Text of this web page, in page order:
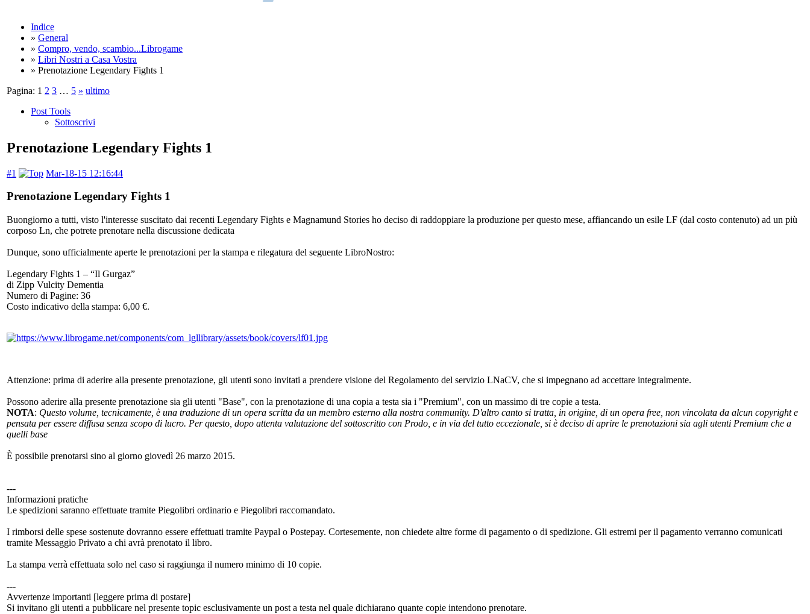
Indice
» General
» Compro, vendo, scambio...Librogame
» Libri Nostri a Casa Vostra
» Prenotazione Legendary Fights 1
Pagina: 1 2 3 … 5 » ultimo
Post Tools
Sottoscrivi
Prenotazione Legendary Fights 1
#1 Mar-18-15 12:16:44
Prenotazione Legendary Fights 1
Buongiorno a tutti, visto l'interesse suscitato dai recenti Legendary Fights e Magnamund Stories ho deciso di raddoppiare la produzione per questo mese, affiancando un esile LF (dal costo contenuto) ad un più
corposo Ln, che potrete prenotare nella discussione dedicata
Dunque, sono ufficialmente aperte le prenotazioni per la stampa e rilegatura del seguente LibroNostro:
Legendary Fights 1 – “Il Gurgaz”
di Zipp Vulcity Dementia
Numero di Pagine: 36
Costo indicativo della stampa: 6,00 €.
Attenzione: prima di aderire alla presente prenotazione, gli utenti sono invitati a prendere visione del Regolamento del servizio LNaCV, che si impegnano ad accettare integralmente.
Possono aderire alla presente prenotazione sia gli utenti "Base", con la prenotazione di una copia a testa sia i "Premium", con un massimo di tre copie a testa.
NOTA: Questo volume, tecnicamente, è una traduzione di un opera scritta da un membro esterno alla nostra community. D'altro canto si tratta, in origine, di un opera free, non vincolata da alcun copyright e
pensata per essere diffusa senza scopo di lucro. Per questo, dopo attenta valutazione del sottoscritto con Prodo, e in via del tutto eccezionale, si è deciso di aprire le prenotazioni sia agli utenti Premium che a
quelli base
È possibile prenotarsi sino al giorno giovedì 26 marzo 2015.
---
Informazioni pratiche
Le spedizioni saranno effettuate tramite Piegolibri ordinario e Piegolibri raccomandato.
I rimborsi delle spese sostenute dovranno essere effettuati tramite Paypal o Postepay. Cortesemente, non chiedete altre forme di pagamento o di spedizione. Gli estremi per il pagamento verranno comunicati
tramite Messaggio Privato a chi avrà prenotato il libro.
La stampa verrà effettuata solo nel caso si raggiunga il numero minimo di 10 copie.
---
Avvertenze importanti [leggere prima di postare]
Si invitano gli utenti a pubblicare nel presente topic esclusivamente un post a testa nel quale dichiarano quante copie intendono prenotare.